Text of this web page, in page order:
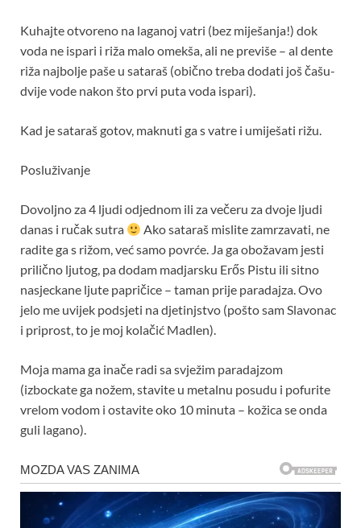
Kuhajte otvoreno na laganoj vatri (bez miješanja!) dok
voda ne ispari i riža malo omekša, ali ne previše – al dente
riža najbolje paše u sataraš (obično treba dodati još čašu-
dvije vode nakon što prvi puta voda ispari).
Kad je sataraš gotov, maknuti ga s vatre i umiješati rižu.
Posluživanje
Dovoljno za 4 ljudi odjednom ili za večeru za dvoje ljudi
danas i ručak sutra
Ako sataraš mislite zamrzavati, ne
radite ga s rižom, već samo povrće. Ja ga obožavam jesti
prilično ljutog, pa dodam madjarsku Erős Pistu ili sitno
nasjeckane ljute papričice – taman prije paradajza. Ovo
jelo me uvijek podsjeti na djetinjstvo (pošto sam Slavonac
i priprost, to je moj kolačić Madlen).
Moja mama ga inače radi sa svježim paradajzom
(izbockate ga nožem, stavite u metalnu posudu i pofurite
vrelom vodom i ostavite oko 10 minuta – kožica se onda
guli lagano).